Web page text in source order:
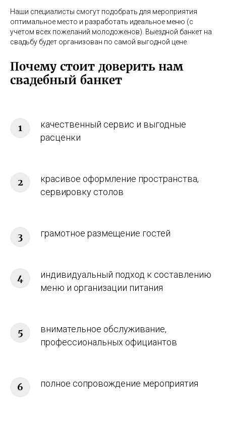
Наши специалисты смогут подобрать для мероприятия
оптимальное место и разработать идеальное меню (с
учетом всех пожеланий молодоженов). Выездной банкет на
свадьбу будет организован по самой выгодной цене.
Почему стоит доверить нам
свадебный банкет
качественный сервис и выгодные
расценки
красивое оформление пространства,
сервировку столов
грамотное размещение гостей
индивидуальный подход к составлению
меню и организации питания
внимательное обслуживание,
профессиональных официантов
полное сопровождение мероприятия